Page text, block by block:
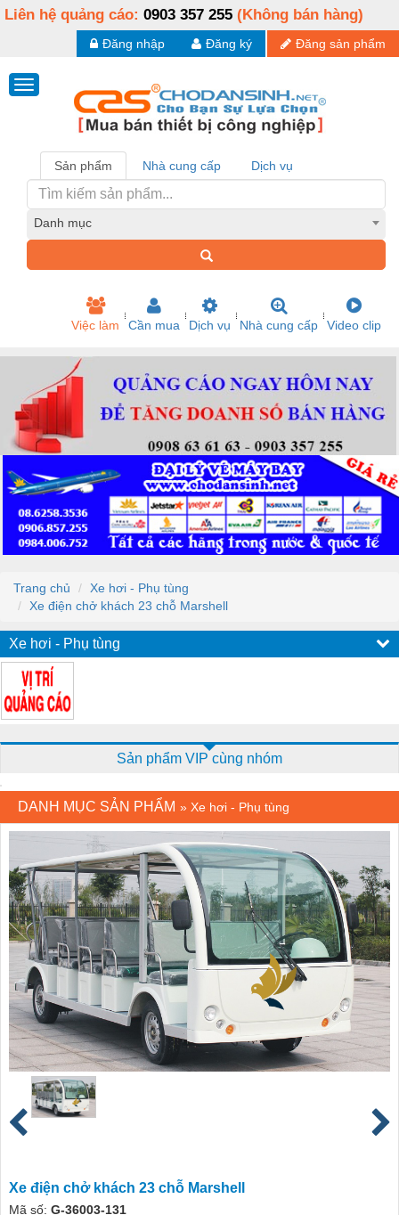
Liên hệ quảng cáo: 0903 357 255 (Không bán hàng)
Đăng sản phẩm
Đăng ký
Đăng nhập
Sản phẩm Nhà cung cấp Dịch vụ
Danh mục
Việc làm Cần mua Dịch vụ Nhà cung cấp Video clip
Trang chủ
Xe hơi - Phụ tùng
Xe điện chở khách 23 chỗ Marshell
Xe hơi - Phụ tùng
Sản phẩm VIP cùng nhóm
DANH MỤC SẢN PHẨM » Xe hơi - Phụ tùng
Xe điện chở khách 23 chỗ Marshell
Mã số: G-36003-131